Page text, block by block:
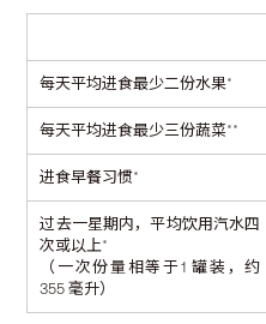
每天平均进食最少二份水果*
每天平均进食最少三份蔬菜**
进食早餐习惯*
过去一星期内，平均饮用汽水四
次或以上*
（一次份量相等于1 罐装，约
355 毫升）